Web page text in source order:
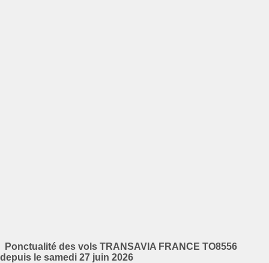
Ponctualité des vols TRANSAVIA FRANCE TO8556
depuis le samedi 27 juin 2026